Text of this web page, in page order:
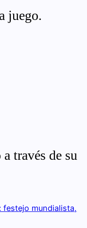
juego.
través de su
festejo mundialista,